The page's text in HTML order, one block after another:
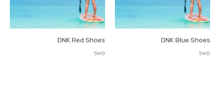
DNK Blue Shoes
סאפ
DNK Red Shoes
סאפ